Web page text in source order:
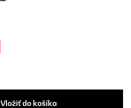
Vložiť do košíka